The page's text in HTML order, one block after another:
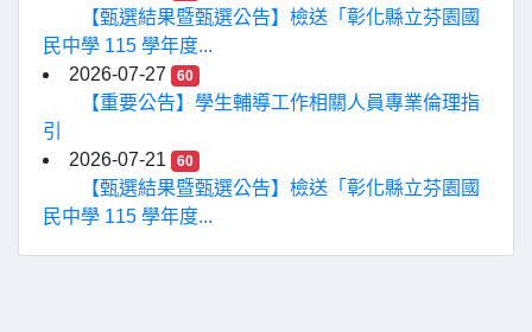
【甄選結果暨甄選公告】檢送「彰化縣立芬園國
民中學 115 學年度...
2026-07-27
60
【重要公告】學生輔導工作相關人員專業倫理指
引
2026-07-21
60
【甄選結果暨甄選公告】檢送「彰化縣立芬園國
民中學 115 學年度...